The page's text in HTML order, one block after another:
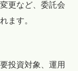
更など、委託会
ます。
投資対象、運用